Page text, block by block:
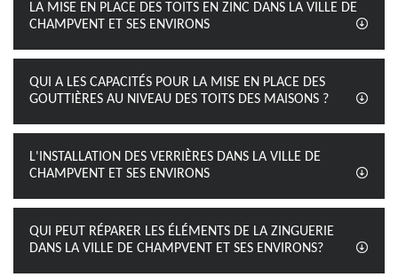
LA MISE EN PLACE DES TOITS EN ZINC DANS LA VILLE DE
CHAMPVENT ET SES ENVIRONS
QUI A LES CAPACITÉS POUR LA MISE EN PLACE DES
GOUTTIÈRES AU NIVEAU DES TOITS DES MAISONS ?
L'INSTALLATION DES VERRIÈRES DANS LA VILLE DE
CHAMPVENT ET SES ENVIRONS
QUI PEUT RÉPARER LES ÉLÉMENTS DE LA ZINGUERIE
DANS LA VILLE DE CHAMPVENT ET SES ENVIRONS?